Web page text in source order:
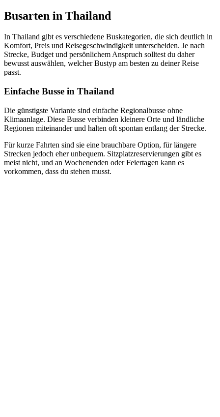
Busarten in Thailand
In Thailand gibt es verschiedene Buskategorien, die sich deutlich in
Komfort, Preis und Reisegeschwindigkeit unterscheiden. Je nach
Strecke, Budget und persönlichem Anspruch solltest du daher
bewusst auswählen, welcher Bustyp am besten zu deiner Reise
passt.
Einfache Busse in Thailand
Die günstigste Variante sind einfache Regionalbusse ohne
Klimaanlage. Diese Busse verbinden kleinere Orte und ländliche
Regionen miteinander und halten oft spontan entlang der Strecke.
Für kurze Fahrten sind sie eine brauchbare Option, für längere
Strecken jedoch eher unbequem. Sitzplatzreservierungen gibt es
meist nicht, und an Wochenenden oder Feiertagen kann es
vorkommen, dass du stehen musst.